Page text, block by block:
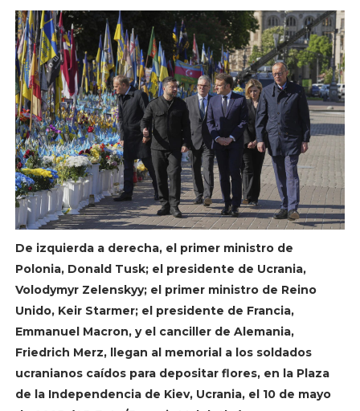
De izquierda a derecha, el primer ministro de
Polonia, Donald Tusk; el presidente de Ucrania,
Volodymyr Zelenskyy; el primer ministro de Reino
Unido, Keir Starmer; el presidente de Francia,
Emmanuel Macron, y el canciller de Alemania,
Friedrich Merz, llegan al memorial a los soldados
ucranianos caídos para depositar flores, en la Plaza
de la Independencia de Kiev, Ucrania, el 10 de mayo